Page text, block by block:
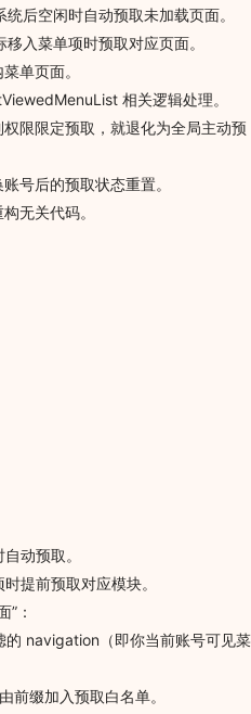
后空闲时自动预取未加载页面。
入菜单项时预取对应页面。
单页面。
相关逻辑处理。
限限定预取，就退化为全局主动预
号后的预取状态重置。
无关代码。
动预取。
提前预取对应模块。
”：
的 navigation（即你当前账号可见菜
前缀加入预取白名单。